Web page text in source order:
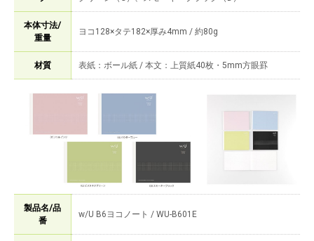
本体寸法/
重量
ヨコ128×タテ182×厚み4mm / 約80g
材質 表紙：ボール紙 / 本文：上質紙40枚・5mm方眼罫
製品名/品
番
w/U B6ヨコノート / WU-B601E